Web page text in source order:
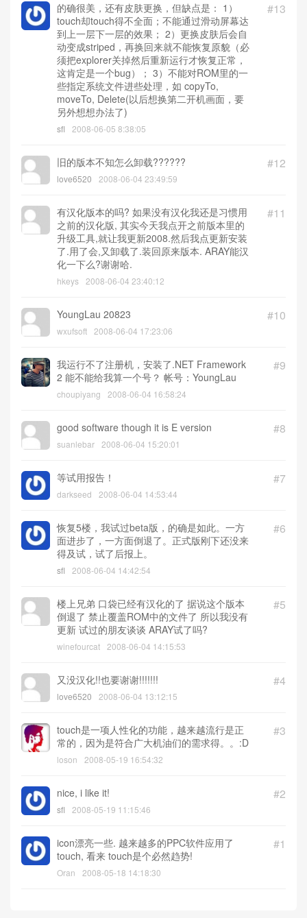
#13
的确很美，还有皮肤更换，但缺点是： 1）
touch却touch得不全面；不能通过滑动屏幕达
到上一层下一层的效果； 2）更换皮肤后会自
动变成striped，再换回来就不能恢复原貌（必
须把explorer关掉然后重新运行才恢复正常，
这肯定是一个bug）； 3）不能对ROM里的一
些指定系统文件进些处理，如 copyTo,
moveTo, Delete(以后想换第二开机画面，要
另外想想办法了)
sfl 2008-06-05 8:38:05
#12
旧的版本不知怎么卸载??????
love6520 2008-06-04 23:49:59
#11
有汉化版本的吗? 如果没有汉化我还是习惯用
之前的汉化版, 其实今天我点开之前版本里的
升级工具,就让我更新2008.然后我点更新安装
了.用了会,又卸载了.装回原来版本. ARAY能汉
化一下么?谢谢哈.
hkeys 2008-06-04 23:40:12
#10
YoungLau 20823
wxufsoft 2008-06-04 17:23:06
#9
我运行不了注册机，安装了.NET Framework
2 能不能给我算一个号？ 帐号：YoungLau
choupiyang 2008-06-04 16:58:24
#8
good software though it is E version
suanlebar 2008-06-04 15:20:01
#7
等试用报告！
darkseed 2008-06-04 14:53:44
#6
恢复5楼，我试过beta版，的确是如此。一方
面进步了，一方面倒退了。正式版刚下还没来
得及试，试了后报上。
sfl 2008-06-04 14:42:54
#5
楼上兄弟 口袋已经有汉化的了 据说这个版本
倒退了 禁止覆盖ROM中的文件了 所以我没有
更新 试过的朋友谈谈 ARAY试了吗?
winefourcat 2008-06-04 14:15:53
#4
又没汉化!!也要谢谢!!!!!!!
love6520 2008-06-04 13:12:15
#3
touch是一项人性化的功能，越来越流行是正
常的，因为是符合广大机油们的需求得。。:D
loson 2008-05-19 16:54:32
#2
nice, i like it!
sfl 2008-05-19 11:15:46
#1
icon漂亮一些. 越来越多的PPC软件应用了
touch, 看来 touch是个必然趋势!
Oran 2008-05-18 14:18:30